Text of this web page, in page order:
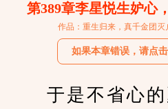
第389章李星悦生妒心
作品：重生归来，真千金团灭
如果本章错误，请点击
于是不省心的